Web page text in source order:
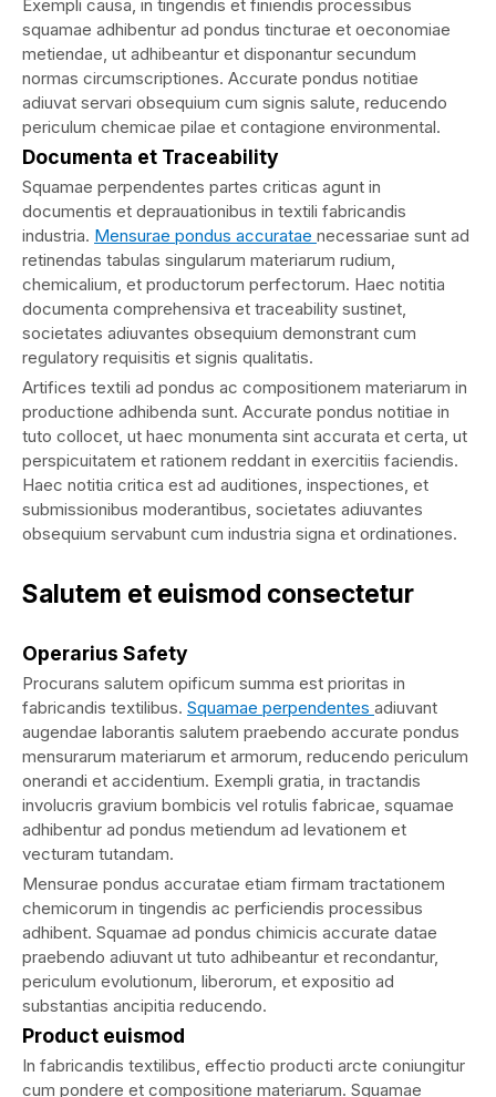
Exempli causa, in tingendis et finiendis processibus
squamae adhibentur ad pondus tincturae et oeconomiae
metiendae, ut adhibeantur et disponantur secundum
normas circumscriptiones. Accurate pondus notitiae
adiuvat servari obsequium cum signis salute, reducendo
periculum chemicae pilae et contagione environmental.
Documenta et Traceability
Squamae perpendentes partes criticas agunt in
documentis et deprauationibus in textili fabricandis
industria. Mensurae pondus accuratae necessariae sunt ad
retinendas tabulas singularum materiarum rudium,
chemicalium, et productorum perfectorum. Haec notitia
documenta comprehensiva et traceability sustinet,
societates adiuvantes obsequium demonstrant cum
regulatory requisitis et signis qualitatis.
Artifices textili ad pondus ac compositionem materiarum in
productione adhibenda sunt. Accurate pondus notitiae in
tuto collocet, ut haec monumenta sint accurata et certa, ut
perspicuitatem et rationem reddant in exercitiis faciendis.
Haec notitia critica est ad auditiones, inspectiones, et
submissionibus moderantibus, societates adiuvantes
obsequium servabunt cum industria signa et ordinationes.
Salutem et euismod consectetur
Operarius Safety
Procurans salutem opificum summa est prioritas in
fabricandis textilibus. Squamae perpendentes adiuvant
augendae laborantis salutem praebendo accurate pondus
mensurarum materiarum et armorum, reducendo periculum
onerandi et accidentium. Exempli gratia, in tractandis
involucris gravium bombicis vel rotulis fabricae, squamae
adhibentur ad pondus metiendum ad levationem et
vecturam tutandam.
Mensurae pondus accuratae etiam firmam tractationem
chemicorum in tingendis ac perficiendis processibus
adhibent. Squamae ad pondus chimicis accurate datae
praebendo adiuvant ut tuto adhibeantur et recondantur,
periculum evolutionum, liberorum, et expositio ad
substantias ancipitia reducendo.
Product euismod
In fabricandis textilibus, effectio producti arcte coniungitur
cum pondere et compositione materiarum. Squamae